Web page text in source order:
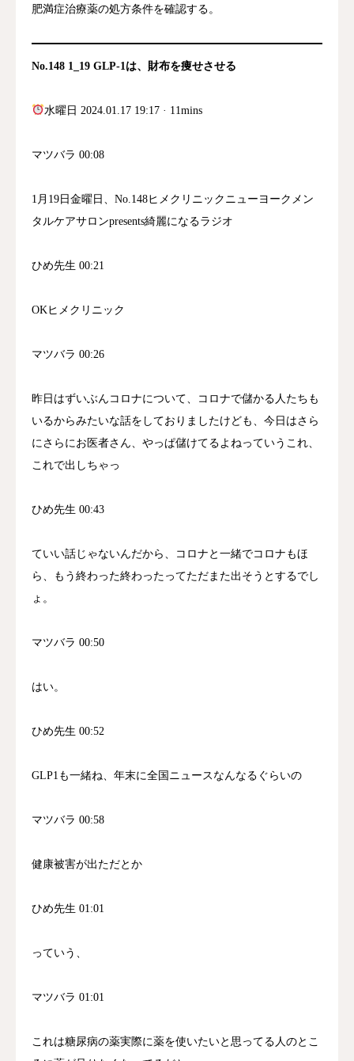
見てくれたら気づいてもらえるのか、何分か
いて順次話していくと予告し、姫先生も時間
てほしいと締めくくった。話者 1が7月29日
肉・腱の痛みの治療の両方を学習中で疲れ切
っているため、数日間一人で番組を担当す
から得た「ああ、そういうことなのか」とい
療」という名前がついているにも関わらず、
ドクターの存在が希薄で、シワが増えた際に
根本原因を探ることなく、すぐに「おいくら
です」という話になってしまう現状を問題視
げ、従来は一生付き合っていく病気だと思っ
析した結果、食事よりも仕事のストレスや緊
張によって血糖値が上がっていることが判
いることがほとんどだと指摘。患者一人を診
いという現実があると分析。今後の番組で、
治療での気づき今後の展開要約チャプターラ
ついて‎医療に対する根本的な疑問と美容医療
mentioned 姫先生が時間がある限り番組にお
付き合いいただく. ‎話者 1 mentioned ドクター
肥満症治療薬の処方条件を確認する。
No.148 1_19 GLP-1は、財布を痩せさせる
水曜日 2024.01.17 19:17 · 11mins
マツバラ 00:08
1月19日金曜日、No.148ヒメクリニックニューヨークメン
タルケアサロンpresents綺麗になるラジオ
ひめ先生 00:21
OKヒメクリニック
マツバラ 00:26
昨日はずいぶんコロナについて、コロナで儲かる人たちも
いるからみたいな話をしておりましたけども、今日はさら
にさらにお医者さん、やっぱ儲けてるよねっていうこれ、
これで出しちゃっ
ひめ先生 00:43
ていい話じゃないんだから、コロナと一緒でコロナもほ
ら、もう終わった終わったってただまた出そうとするでし
ょ。
マツバラ 00:50
はい。
ひめ先生 00:52
GLP1も一緒ね、年末に全国ニュースなんなるぐらいの
マツバラ 00:58
健康被害が出ただとか
ひめ先生 01:01
っていう、
マツバラ 01:01
これは糖尿病の薬実際に薬を使いたいと思ってる人のとこ